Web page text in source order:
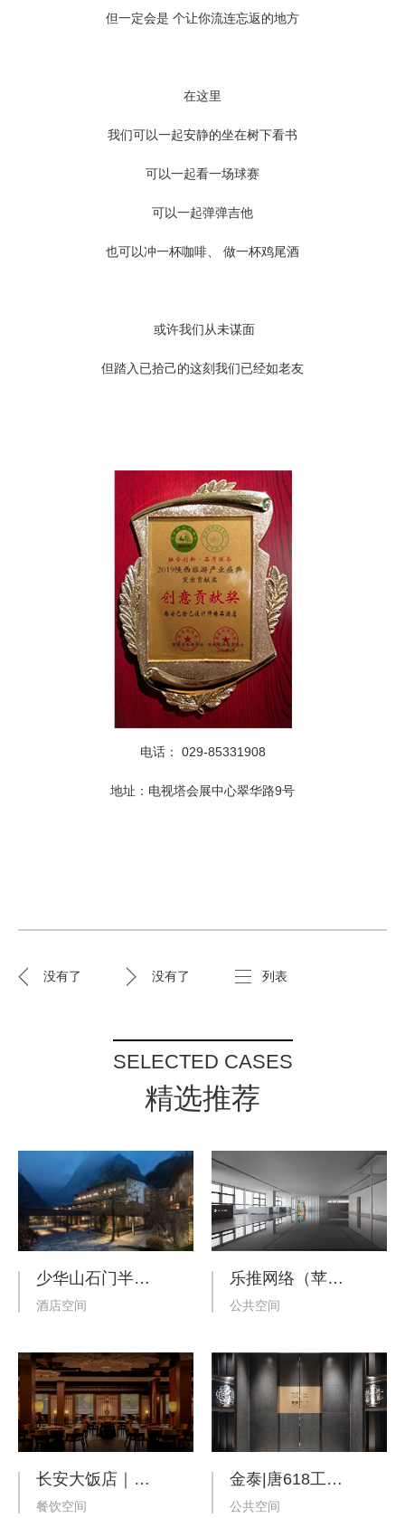
但一定会是 个让你流连忘返的地方
在这里
我们可以一起安静的坐在树下看书
可以一起看一场球赛
可以一起弹弹吉他
也可以冲一杯咖啡、 做一杯鸡尾酒
或许我们从未谋面
但踏入已拾己的这刻我们已经如老友
电话： 029-85331908
地址：电视塔会展中心翠华路9号
没有了 没有了 列表
SELECTED CASES
精选推荐
少华山石门半山度假酒店
酒店空间
乐推网络（苹果服务商）办公室
公共空间
长安大饭店｜乌兹别克斯坦·撒马尔罕
餐饮空间
金泰|唐618工法展厅
公共空间